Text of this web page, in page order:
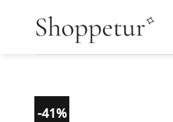
-41%